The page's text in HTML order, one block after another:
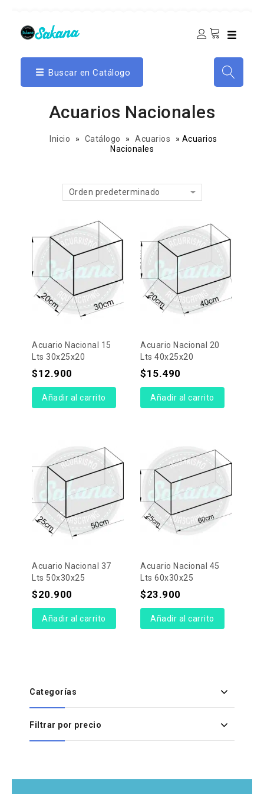
Buscar en Catálogo
Acuarios Nacionales
Inicio » Catálogo » Acuarios » Acuarios
Nacionales
Orden predeterminado
Acuario Nacional 15
Lts 30x25x20
$12.900
Añadir al carrito
Acuario Nacional 20
Lts 40x25x20
$15.490
Añadir al carrito
Acuario Nacional 37
Lts 50x30x25
$20.900
Añadir al carrito
Acuario Nacional 45
Lts 60x30x25
$23.900
Añadir al carrito
Categorías
Filtrar por precio